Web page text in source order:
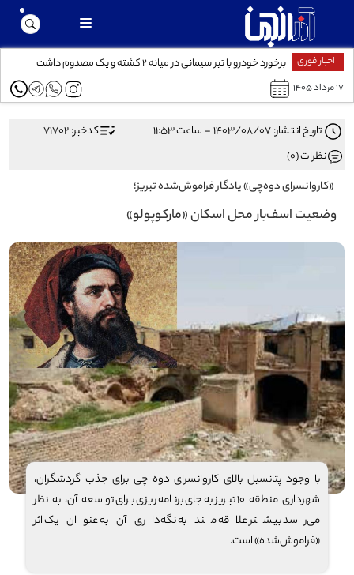
اخبار فوری برخورد خودرو با تیر سیمانی در میانه ۲ کشته و یک مصدوم داشت
۱۷ مرداد ۱۴۰۵
تاریخ انتشار: ۱۴۰۳/۰۸/۰۷ - ساعت ۱۱:۵۳
کدخبر: 71702
نظرات (0)
«کاروانسرای دوه‌چی» یادگار فراموش‌شده تبریز؛
وضعیت اسف‌بار محل اسکان «مارکوپولو»
با وجود پتانسیل بالای کاروانسرای دوه چی برای جذب گردشگران،
شهرداری منطقه ۱۰ تبریز به‌جای برنامه ریزی برای توسعه آن، به نظر
می‌رسد بیشتر علاقه مند به نگه‌داری آن به عنوان یک اثر
«فراموش‌شده» است.